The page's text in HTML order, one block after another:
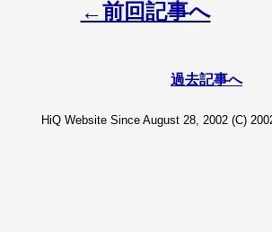
←前回記事へ
過去記事へ
HiQ Website Since August 28, 2002 (C)